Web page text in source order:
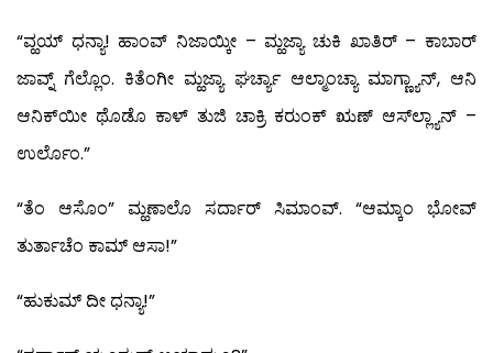
“ವ್ಹಯ್ ಧನ್ಯಾ! ಹಾಂವ್ ನಿಜಾಯ್ಕೀ – ಮ್ಹಜ್ಯಾ ಚುಕಿ ಖಾತಿರ್ – ಕಾಬಾರ್
ಜಾವ್ನ್ ಗೆಲ್ಲೊಂ. ಕಿತೆಂಗೀ ಮ್ಹಜ್ಯಾ ಘರ್ಚ್ಯಾ ಆಲ್ಮಾಂಚ್ಯಾ ಮಾಗ್ಣ್ಯಾನ್, ಆನಿ
ಆನಿಕ್‍ಯೀ ಥೊಡೊ ಕಾಳ್ ತುಜಿ ಚಾಕ್ರಿ ಕರುಂಕ್ ಋಣ್ ಆಸ್‍ಲ್ಲ್ಯಾನ್ –
ಉರ್ಲೊಂ.”
“ತೆಂ ಆಸೊಂ” ಮ್ಹಣಾಲೊ ಸರ್ದಾರ್ ಸಿಮಾಂವ್. “ಆಮ್ಕಾಂ ಭೋವ್
ತುರ್ತಾಚೆಂ ಕಾಮ್ ಆಸಾ!”
“ಹುಕುಮ್ ದೀ ಧನ್ಯಾ!”